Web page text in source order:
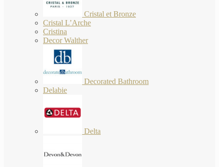
Cristal et Bronze
Cristal L’Arche
Cristina
Decor Walther
Decorated Bathroom
Delabie
Delta